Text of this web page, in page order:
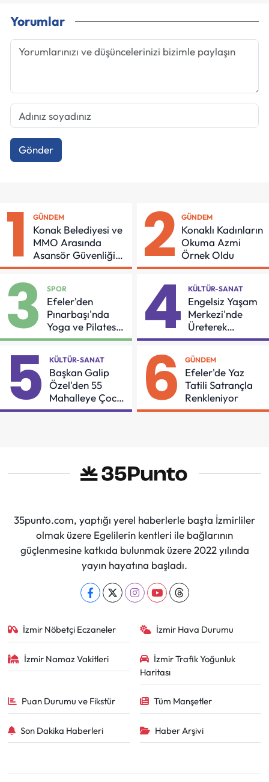
Yorumlar
Gönder
1 GÜNDEM
Konak Belediyesi ve
MMO Arasında
Asansör Güvenliği
İçin Önemli Protokol
2 GÜNDEM
Konaklı Kadınların
Okuma Azmi
Örnek Oldu
3 SPOR
Efeler'den
Pınarbaşı'nda
Yoga ve Pilates
Buluşması
4 KÜLTÜR-SANAT
Engelsiz Yaşam
Merkezi'nde
Üreterek
Güçleniyorlar
5 KÜLTÜR-SANAT
Başkan Galip
Özel'den 55
Mahalleye Çocuk
Şenliği
6 GÜNDEM
Efeler'de Yaz
Tatili Satrançla
Renkleniyor
35punto.com, yaptığı yerel haberlerle başta İzmirliler
olmak üzere Egelilerin kentleri ile bağlarının
güçlenmesine katkıda bulunmak üzere 2022 yılında
yayın hayatına başladı.
İzmir Nöbetçi Eczaneler İzmir Hava Durumu
İzmir Namaz Vakitleri
İzmir Trafik Yoğunluk
Haritası
Puan Durumu ve Fikstür Tüm Manşetler
Son Dakika Haberleri Haber Arşivi